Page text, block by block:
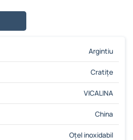
Argintiu
Cratițe
VICALINA
China
Oțel inoxidabil